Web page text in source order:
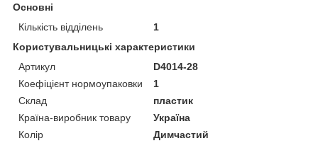
Основні
Кількість відділень
1
Користувальницькі характеристики
Артикул
D4014-28
Коефіцієнт нормоупаковки
1
Склад
пластик
Країна-виробник товару
Україна
Колір
Димчастий